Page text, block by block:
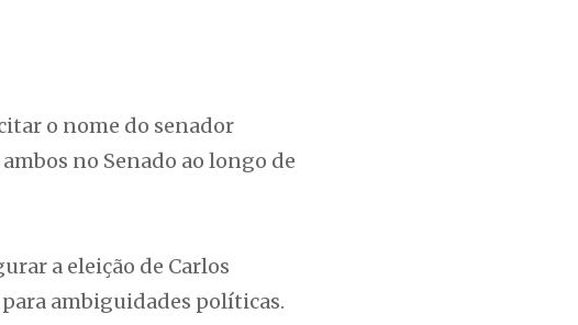
o nome do senador
no Senado ao longo de
a eleição de Carlos
para ambiguidades políticas.